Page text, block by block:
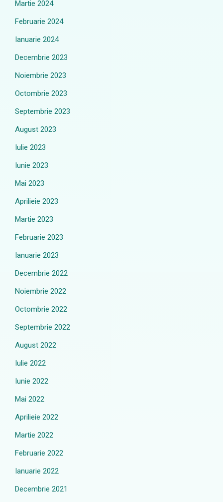
Martie 2024
Februarie 2024
Ianuarie 2024
Decembrie 2023
Noiembrie 2023
Octombrie 2023
Septembrie 2023
August 2023
Iulie 2023
Iunie 2023
Mai 2023
Aprilieie 2023
Martie 2023
Februarie 2023
Ianuarie 2023
Decembrie 2022
Noiembrie 2022
Octombrie 2022
Septembrie 2022
August 2022
Iulie 2022
Iunie 2022
Mai 2022
Aprilieie 2022
Martie 2022
Februarie 2022
Ianuarie 2022
Decembrie 2021